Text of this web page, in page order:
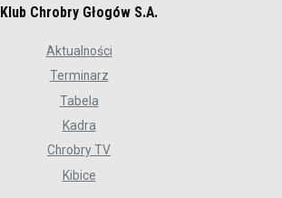
Klub Chrobry Głogów S.A.
Aktualności
Terminarz
Tabela
Kadra
Chrobry TV
Kibice